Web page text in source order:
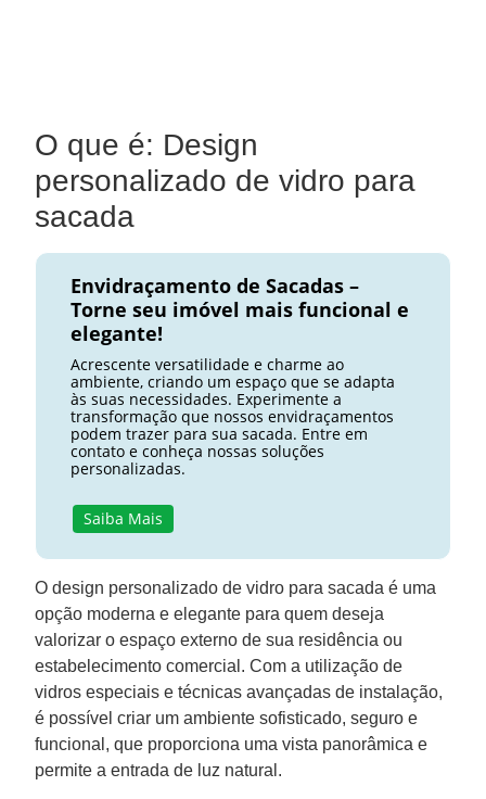
O que é: Design
personalizado de vidro para
sacada
Envidraçamento de Sacadas –
Torne seu imóvel mais funcional e
elegante!
Acrescente versatilidade e charme ao
ambiente, criando um espaço que se adapta
às suas necessidades. Experimente a
transformação que nossos envidraçamentos
podem trazer para sua sacada. Entre em
contato e conheça nossas soluções
personalizadas.
Saiba Mais
O design personalizado de vidro para sacada é uma
opção moderna e elegante para quem deseja
valorizar o espaço externo de sua residência ou
estabelecimento comercial. Com a utilização de
vidros especiais e técnicas avançadas de instalação,
é possível criar um ambiente sofisticado, seguro e
funcional, que proporciona uma vista panorâmica e
permite a entrada de luz natural.